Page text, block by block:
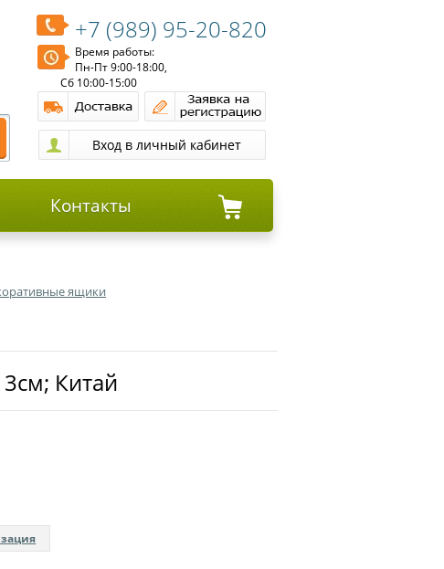
+7 (989) 95-20-820
Время работы:
Пн-Пт 9:00-18:00,
Сб 10:00-15:00
Контакты
ящики
Китай